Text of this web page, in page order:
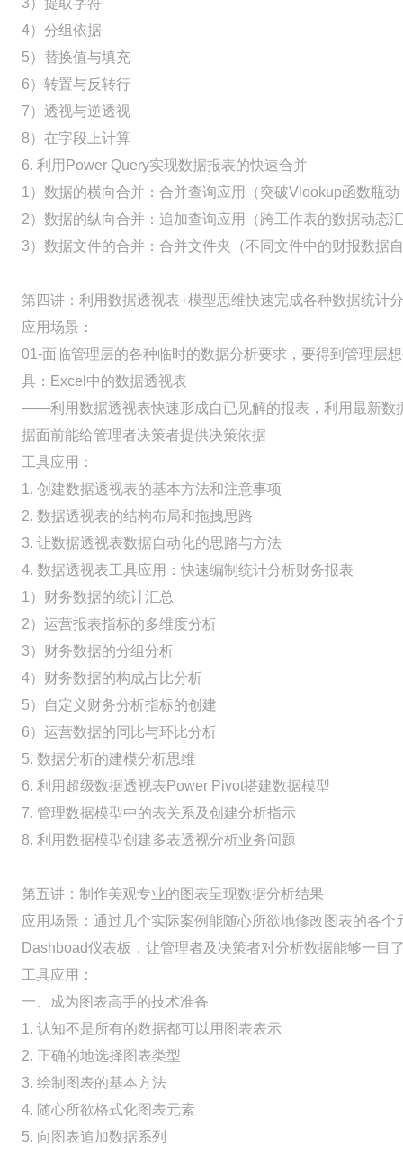
3）提取字符
4）分组依据
5）替换值与填充
6）转置与反转行
7）透视与逆透视
8）在字段上计算
6. 利用Power Query实现数据报表的快速合并
1）数据的横向合并：合并查询应用（突破Vlookup函数瓶
2）数据的纵向合并：追加查询应用（跨工作表的数据动态
3）数据文件的合并：合并文件夹（不同文件中的财报数据
第四讲：利用数据透视表+模型思维快速完成各种数据统计
应用场景：
01-面临管理层的各种临时的数据分析要求，要得到管理
具：Excel中的数据透视表
——利用数据透视表快速形成自已见解的报表，利用最新数
据面前能给管理者决策者提供决策依据
工具应用：
1. 创建数据透视表的基本方法和注意事项
2. 数据透视表的结构布局和拖拽思路
3. 让数据透视表数据自动化的思路与方法
4. 数据透视表工具应用：快速编制统计分析财务报表
1）财务数据的统计汇总
2）运营报表指标的多维度分析
3）财务数据的分组分析
4）财务数据的构成占比分析
5）自定义财务分析指标的创建
6）运营数据的同比与环比分析
5. 数据分析的建模分析思维
6. 利用超级数据透视表Power Pivot搭建数据模型
7. 管理数据模型中的表关系及创建分析指示
8. 利用数据模型创建多表透视分析业务问题
第五讲：制作美观专业的图表呈现数据分析结果
应用场景：通过几个实际案例能随心所欲地修改图表的各
Dashboad仪表板，让管理者及决策者对分析数据能够一目
工具应用：
一、成为图表高手的技术准备
1. 认知不是所有的数据都可以用图表表示
2. 正确的地选择图表类型
3. 绘制图表的基本方法
4. 随心所欲格式化图表元素
5. 向图表追加数据系列